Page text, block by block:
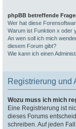
phpBB betreffende
Wer hat diese
Warum ist Funktion x oder
An wen soll ich mich
diesem Forum gibt?
Wie kann ich einen
Registrierung und
Wozu muss ich mich
Eine Registrierung ist
dieses Forums
schreiben. Auf jeden